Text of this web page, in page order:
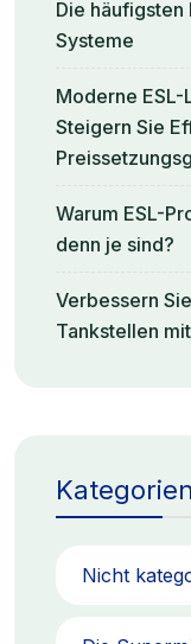
Die häufigsten
Systeme
Moderne
Steigern Sie
Warum ESL-
denn je sind?
Verbessern
Tankstellen
Kategorien
Nicht